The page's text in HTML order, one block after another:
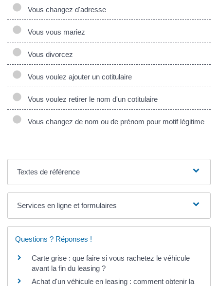
Vous changez d'adresse
Vous vous mariez
Vous divorcez
Vous voulez ajouter un cotitulaire
Vous voulez retirer le nom d'un cotitulaire
Vous changez de nom ou de prénom pour motif légitime
Textes de référence
Services en ligne et formulaires
Questions ? Réponses !
Carte grise : que faire si vous rachetez le véhicule
avant la fin du leasing ?
Achat d'un véhicule en leasing : comment obtenir la